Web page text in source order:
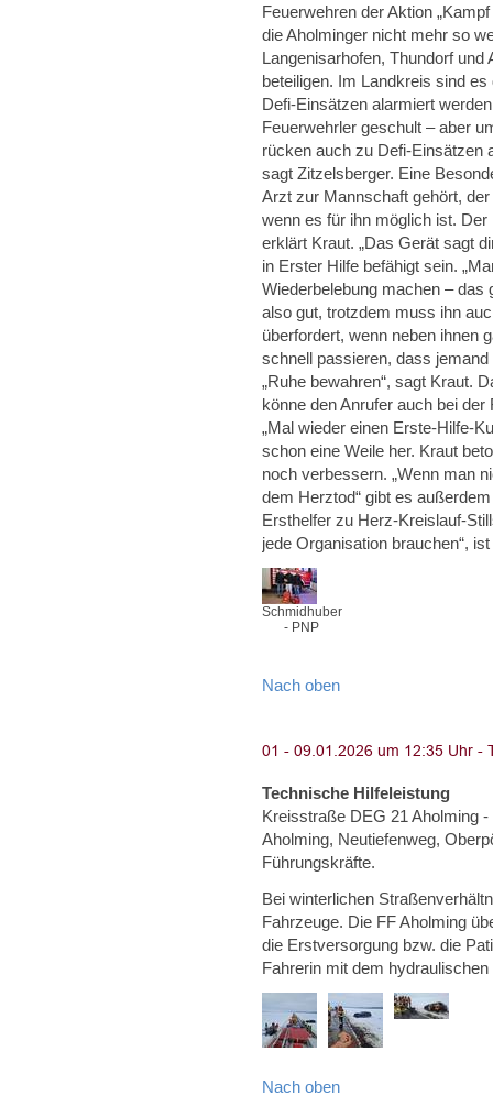
Feuerwehren der Aktion
die Aholminger nicht mehr so
Langenisarhofen, Thundorf
beteiligen. Im Landkreis sind
Defi-Einsätzen alarmiert
Feuerwehrler geschult – aber
rücken auch zu Defi-Einsätzen
sagt Zitzelsberger. Eine
Arzt zur Mannschaft gehört,
wenn es für ihn möglich ist.
erklärt Kraut. „Das Gerät sagt
in Erster Hilfe befähigt sein.
Wiederbelebung machen – das
also gut, trotzdem muss ihn
überfordert, wenn neben ihnen
schnell passieren, dass
„Ruhe bewahren“, sagt Kraut.
könne den Anrufer auch bei
„Mal wieder einen Erste-Hilfe-
schon eine Weile her. Kraut
noch verbessern. „Wenn man
dem Herztod“ gibt es
Ersthelfer zu Herz-Kreislauf-
jede Organisation brauchen“,
Schmidhuber
- PNP
Nach oben
Technische Hilfeleistung
Kreisstraße DEG 21 Aholming
Aholming, Neutiefenweg,
Führungskräfte.
Bei winterlichen
Fahrzeuge. Die FF Aholming
die Erstversorgung bzw. die
Fahrerin mit dem
Nach oben